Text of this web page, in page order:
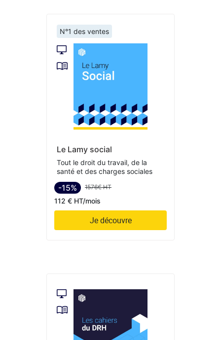
N°1 des ventes
Le Lamy social
Tout le droit du travail, de la
santé et des charges sociales
-15% 1576€ HT
112 € HT/mois
Je découvre